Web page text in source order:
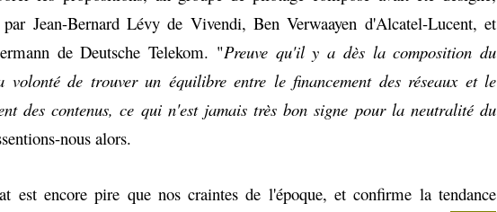
par Jean-Bernard Lévy de Vivendi, Ben Verwaayen d'Alcatel-Lucent, et
de Deutsche Telekom. "Preuve qu'il y a dès la composition du
volonté de trouver un équilibre entre le financement des réseaux et le
des contenus, ce qui n'est jamais très bon signe pour la neutralité du
nous alors.
est encore pire que nos craintes de l'époque, et confirme la tendance